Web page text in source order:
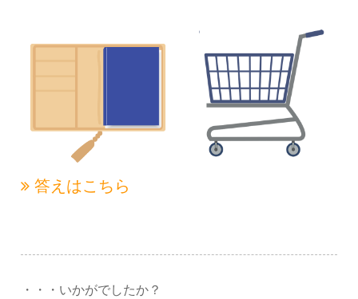
答えはこちら
・・・いかがでしたか？